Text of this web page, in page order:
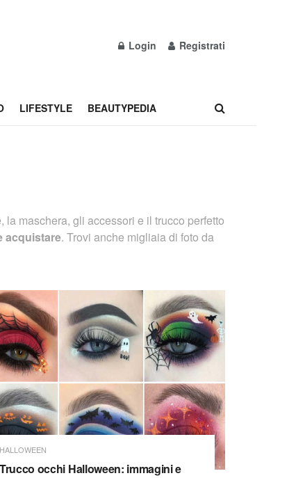
Login Registrati
LIFESTYLE BEAUTYPEDIA
la maschera, gli accessori e il trucco perfetto
acquistare. Trovi anche migliaia di foto da
HALLOWEEN
Trucco occhi Halloween: immagini e